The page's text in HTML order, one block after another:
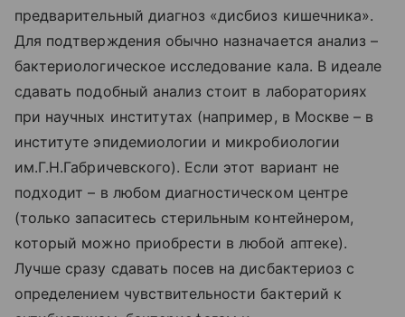
предварительный диагноз «дисбиоз кишечника».
Для подтверждения обычно назначается анализ –
бактериологическое исследование кала. В идеале
сдавать подобный анализ стоит в лабораториях
при научных институтах (например, в Москве – в
институте эпидемиологии и микробиологии
им.Г.Н.Габричевского). Если этот вариант не
подходит – в любом диагностическом центре
(только запаситесь стерильным контейнером,
который можно приобрести в любой аптеке).
Лучше сразу сдавать посев на дисбактериоз с
определением чувствительности бактерий к